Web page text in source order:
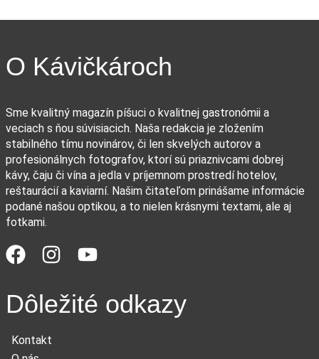
O Kávičkároch
Sme kvalitný magazín píšuci o kvalitnej gastronómii a
veciach s ňou súvisiacich. Naša redakcia je zložením
stabilného tímu novinárov, či len skvelých autorov a
profesionálnych fotografov, ktorí sú priaznivcami dobrej
kávy, čaju či vína a jedla v príjemnom prostredí hotelov,
reštaurácií a kaviarní. Našim čitateľom prinášame informácie
podané našou optikou, a to nielen krásnymi textami, ale aj
fotkami.
Dôležité odkazy
Kontakt